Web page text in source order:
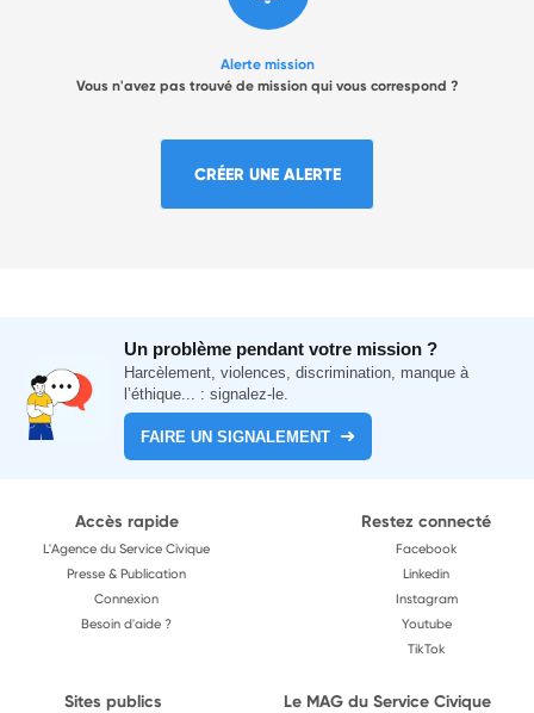
Alerte mission
Vous n'avez pas trouvé de mission qui vous correspond ?
CRÉER UNE ALERTE
Un problème pendant votre mission ?
Harcèlement, violences, discrimination, manque à
l’éthique... : signalez-le.
FAIRE UN SIGNALEMENT
Accès rapide
L'Agence du Service Civique
Presse & Publication
Connexion
Besoin d'aide ?
Restez connecté
Facebook
Linkedin
Instagram
Youtube
TikTok
Sites publics Le MAG du Service Civique